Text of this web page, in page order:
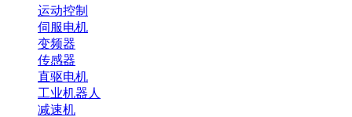
运动控制
伺服电机
变频器
传感器
直驱电机
工业机器人
减速机